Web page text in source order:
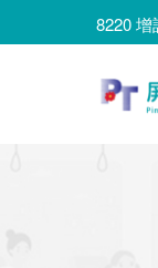
8220
8220